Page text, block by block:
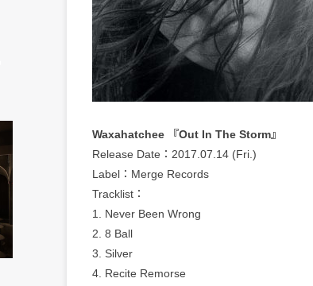
Waxahatchee 『Out In The Storm』
Release Date：2017.07.14 (Fri.)
Label：Merge Records
Tracklist：
1. Never Been Wrong
2. 8 Ball
3. Silver
4. Recite Remorse